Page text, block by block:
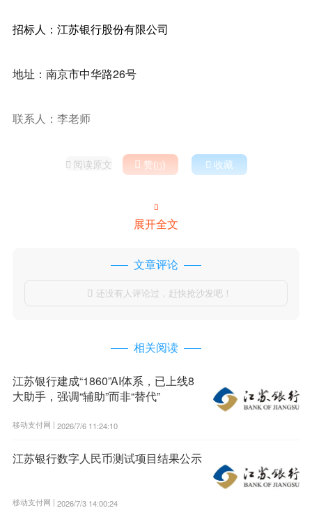
招标人：江苏银行股份有限公司
地址：南京市中华路26号
联系人：李老师
 阅读原文  赞()  收藏

展开全文
文章评论
 还没有人评论过，赶快抢沙发吧！
相关阅读
江苏银行建成“1860”AI体系，已上线8
大助手，强调“辅助”而非“替代”
移动支付网 | 2026/7/6 11:24:10
江苏银行数字人民币测试项目结果公示
移动支付网 | 2026/7/3 14:00:24